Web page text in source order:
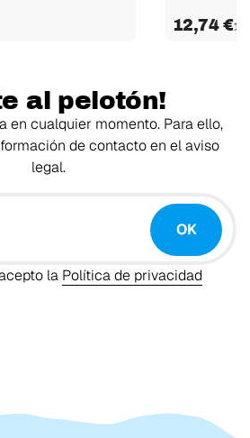
12,74 €
al pelotón!
en cualquier momento. Para ello,
de contacto en el aviso
legal.
OK
la Política de privacidad